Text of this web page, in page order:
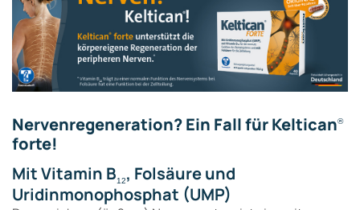
Nervenregeneration? Ein Fall für Keltican®
forte!
Mit Vitamin B12, Folsäure und
Uridinmonophosphat (UMP)